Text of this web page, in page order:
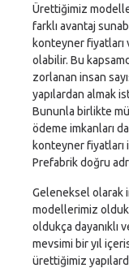
Ürettiğimiz
farklı avantaj
konteyner fiyatları
olabilir. Bu
zorlanan insan
yapılardan almak
Bununla birlikte
ödeme imkanları
konteyner fiyatları
Prefabrik doğru
Geleneksel olarak
modellerimiz
oldukça dayanıklı
mevsimi bir yıl
ürettiğimiz